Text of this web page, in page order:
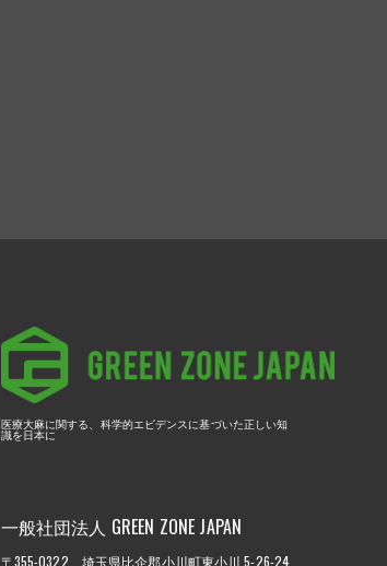
医療大麻に関する、 科学的エビデンスに基づいた正しい知
識を日本に
一般社団法人 GREEN ZONE JAPAN
〒355-0322 埼玉県比企郡小川町東小川 5-26-24